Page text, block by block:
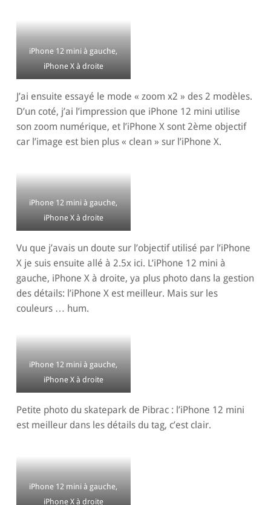
iPhone 12 mini à gauche,
iPhone X à droite
J’ai ensuite essayé le mode « zoom x2 » des 2 modèles.
D’un coté, j’ai l’impression que iPhone 12 mini utilise
son zoom numérique, et l’iPhone X sont 2ème objectif
car l’image est bien plus « clean » sur l’iPhone X.
iPhone 12 mini à gauche,
iPhone X à droite
Vu que j’avais un doute sur l’objectif utilisé par l’iPhone
X je suis ensuite allé à 2.5x ici. L’iPhone 12 mini à
gauche, iPhone X à droite, ya plus photo dans la gestion
des détails: l’iPhone X est meilleur. Mais sur les
couleurs … hum.
iPhone 12 mini à gauche,
iPhone X à droite
Petite photo du skatepark de Pibrac : l’iPhone 12 mini
est meilleur dans les détails du tag, c’est clair.
iPhone 12 mini à gauche,
iPhone X à droite